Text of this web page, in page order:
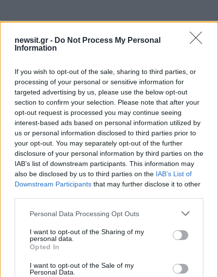
newsit.gr - Do Not Process My Personal
Information
If you wish to opt-out of the sale, sharing to third parties, or
processing of your personal or sensitive information for
targeted advertising by us, please use the below opt-out
section to confirm your selection. Please note that after your
opt-out request is processed you may continue seeing
interest-based ads based on personal information utilized by
us or personal information disclosed to third parties prior to
your opt-out. You may separately opt-out of the further
disclosure of your personal information by third parties on the
IAB’s list of downstream participants. This information may
also be disclosed by us to third parties on the IAB’s List of
Downstream Participants that may further disclose it to other
Please note that this website/app uses one or more Google
not limited to your visit or usage behaviour. You may click to
grant or deny consent to Google and its third-party tags to
use your data for below specified purposes in below Google
consent section.
Personal Data Processing Opt Outs
I want to opt-out of the Sharing of my
personal data.
Opted In
I want to opt-out of the Sale of my
Personal Data.
Όσον αφορά τους εκπειδευτικούς, οι
ανεμβολίαστοι θα κάνουν και αυτοί 5 τεστ σε 5
ημέρες: δύο rapid και ένα self test, επιπλέον των
δύο rapid test που ήδη κάνουν την εβδομάδα. Οι
εμβολιασμένοι εκπαιδευτικοί θα κάνουν 3 self
test δωρεάν την εβδομάδα.
Η κυρία Κεραμέως εκτίμησε ότι αναμένονται
πολλά κρούσματα το επόμενο διάστημα,
υπενθυμίζοντας πως η ημέρα με τα περισσότερα
περίοδο ήταν η 13η Σεπτεμβρίου, η πρώτη
ημέρα λειτουργίας των σχολείων, που τα παιδιά
προέρχονταν από μία περίοδο διακοπών.
Η ίδια επισήμανε ότι στο σχολείο παρέχεται ένα